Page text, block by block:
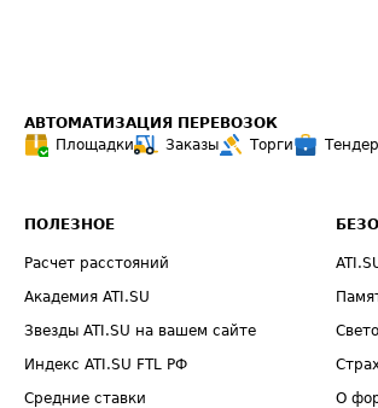
АВТОМАТИЗАЦИЯ ПЕРЕВОЗОК
Площадки
Заказы Торги
ПОЛЕЗНОЕ
Расчет расстояний
Академия ATI.SU
Звезды ATI.SU на вашем сайте
Индекс ATI.SU FTL РФ
Средние ставки
О